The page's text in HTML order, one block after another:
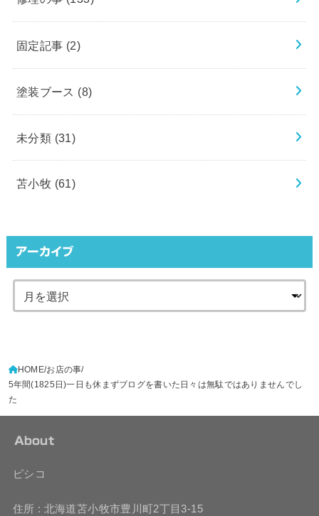
固定記事 (2)
塗装ブース (8)
未分類 (31)
苫小牧 (61)
アーカイブ
HOME お店の事
5年間(1825日)一日も休まずブログを書いた日々は無駄ではありませんでし
た
About
ピシコ
住所 : 北海道苫小牧市豊川町2丁目3-15